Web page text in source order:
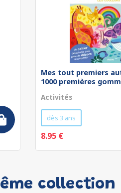
Mes tout premiers
1000 premières
Activités
dès 3 ans
8.95 €
collection